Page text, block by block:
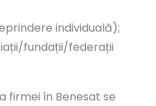
individuală);
fundații/federații
firmei în Benesat se